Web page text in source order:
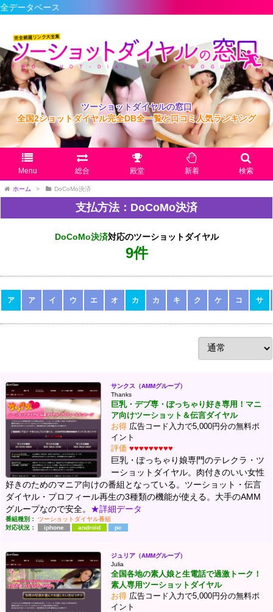
ース
ツーショットダイヤルの窓口
全国2ショットダイヤル完全DB全一覧と口コミ人気ランキング
Menu 総合 殿堂 新着 検索
ホーム > DoCoMo決済
支払方法：DoCoMo決済
DoCoMo決済対応のツーショットダイヤル
9件
ア ア イ ウ エ オ カ カ キ ク ケ コ サ
サンクス（AMMグループ）
Thanks
巨乳・デブ専・ぽっちゃり好き専用！マニ
ア向けツーショット＆伝言ダイヤル
お得 広告コード入力で5,000円分の無料ポ
イント
評価 ♥♥♥♥♥♥♥♥♥
巨乳・ぽっちゃり娘専門のテレクラ・ツ
ーショットダイヤル。肉付きのいい女性
好きのためのマニア向けの番組となっている。ツーショット・伝言
ダイヤル・プロフィール再生の3種類の機能が使える。大手のAMM
グループなので安全。 ★詳細データ
番組種別：
ツーショットダイヤル番組
対応状況：
iphone android pc
ジュリア（AMMグループ）
Julia
全国各地の素人娘と生電話で過激トーク！
素人専用ツーショットダイヤル
お得 広告コード入力で5,000円分の無料ポ
イント